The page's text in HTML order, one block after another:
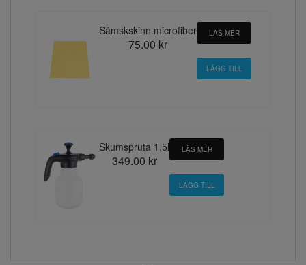
Sämskskinn microfiber
75.00 kr
LÄS MER
Skumspruta 1,5l
349.00 kr
LÄS MER